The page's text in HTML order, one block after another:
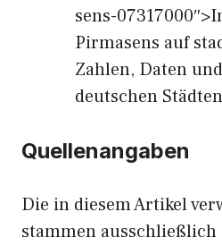
sens-
Pirmasens auf
Zahlen, Daten
deutschen
Quellenangaben
Die in diesem Artikel
stammen